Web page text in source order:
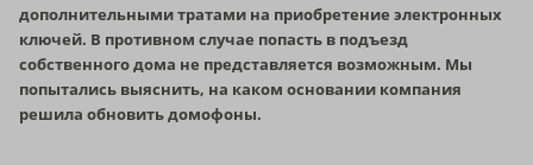
дополнительными тратами на приобретение электронных
ключей. В противном случае попасть в подъезд
собственного дома не представляется возможным. Мы
попытались выяснить, на каком основании компания
решила обновить домофоны.